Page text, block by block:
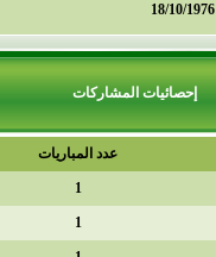
18/10/1976
إحصائيات المشاركات
عدد المباريات
1
1